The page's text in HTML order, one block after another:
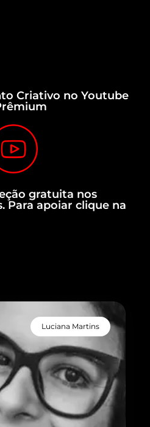
Criativo no Youtube
gratuita nos
Para apoiar clique na
Luciana Martins